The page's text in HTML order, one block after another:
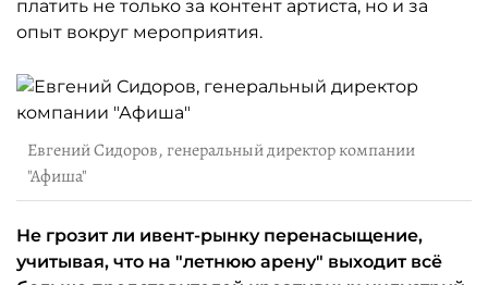
платить не только за контент артиста, но и за
опыт вокруг мероприятия.
Евгений Сидоров, генеральный директор компании
"Афиша"
Не грозит ли ивент-рынку перенасыщение,
учитывая, что на "летнюю арену" выходит всё